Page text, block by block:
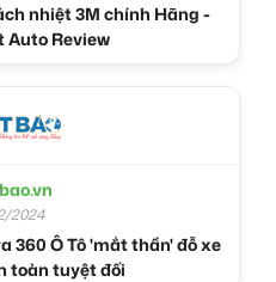
nhiệt 3M chính Hãng -
Auto Review
2024
360 Ô Tô 'mắt thần' đỗ xe
toàn tuyệt đối